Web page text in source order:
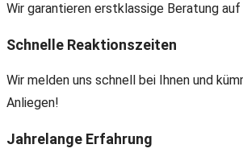
Wir garantieren erstklassige Beratung
Schnelle Reaktionszeiten
Wir melden uns schnell bei Ihnen und
Anliegen!
Jahrelange Erfahrung